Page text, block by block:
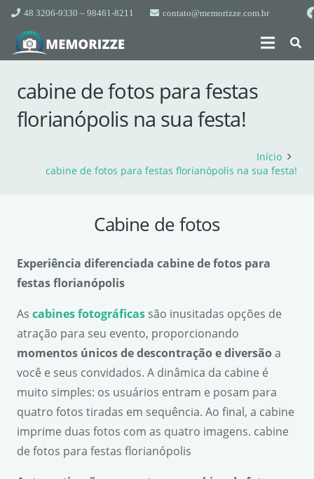
48 3206-9330 – 98461-8211 contato@memorizze.com.br
cabine de fotos para festas
florianópolis na sua festa!
Início
cabine de fotos para festas florianópolis na sua festa!
Cabine de fotos
Experiência diferenciada cabine de fotos para
festas florianópolis
As cabines fotográficas são inusitadas opções de
atração para seu evento, proporcionando
momentos únicos dedescontração e diversãoa
você e seus convidados. A dinâmica da cabine é
muito simples: os usuários entram e posam para
quatro fotos tiradas em sequência. Ao final, a cabine
imprime duas fotos com as quatro imagens. cabine
de fotos para festas florianópolis